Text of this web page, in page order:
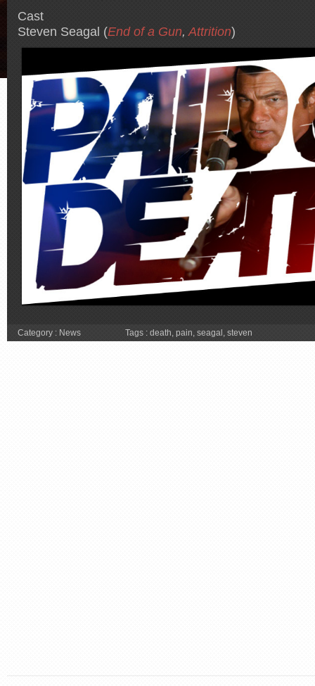
Cast
Steven Seagal (End of a Gun, Attrition)
Category : News Tags : death pain seagal steven